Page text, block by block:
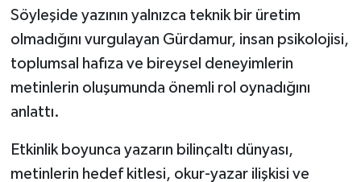
Söyleşide yazının yalnızca teknik bir üretim
olmadığını vurgulayan Gürdamur, insan psikolojisi,
toplumsal hafıza ve bireysel deneyimlerin
metinlerin oluşumunda önemli rol oynadığını
anlattı.
Etkinlik boyunca yazarın bilinçaltı dünyası,
metinlerin hedef kitlesi, okur-yazar ilişkisi ve
Genel
Politika
YEREL
BÖLGEDEN